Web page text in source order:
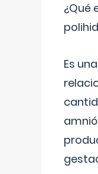
¿Qué
Es